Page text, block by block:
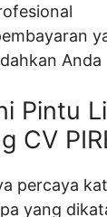
Anda
Pintu
CV
percaya
yang